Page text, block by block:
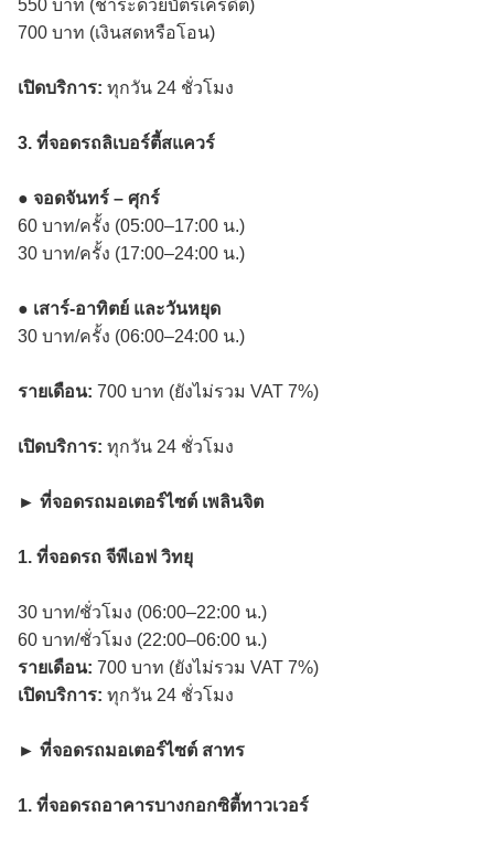
550 บาท (ชำระด้วยบัตรเครดิต)
700 บาท (เงินสดหรือโอน)
เปิดบริการ: ทุกวัน 24 ชั่วโมง
3. ที่จอดรถลิเบอร์ตี้สแควร์
● จอดจันทร์ – ศุกร์
60 บาท/ครั้ง (05:00–17:00 น.)
30 บาท/ครั้ง (17:00–24:00 น.)
● เสาร์-อาทิตย์ และวันหยุด
30 บาท/ครั้ง (06:00–24:00 น.)
รายเดือน: 700 บาท (ยังไม่รวม VAT 7%)
เปิดบริการ: ทุกวัน 24 ชั่วโมง
► ที่จอดรถมอเตอร์ไซต์ เพลินจิต
1. ที่จอดรถ จีพีเอฟ วิทยุ
30 บาท/ชั่วโมง (06:00–22:00 น.)
60 บาท/ชั่วโมง (22:00–06:00 น.)
รายเดือน: 700 บาท (ยังไม่รวม VAT 7%)
เปิดบริการ: ทุกวัน 24 ชั่วโมง
► ที่จอดรถมอเตอร์ไซต์ สาทร
1. ที่จอดรถอาคารบางกอกซิตี้ทาวเวอร์